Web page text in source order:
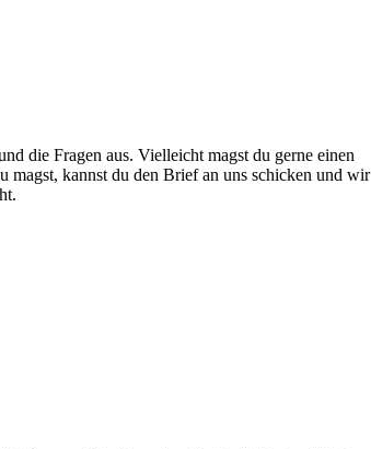
die Fragen aus. Vielleicht magst du gerne einen
magst, kannst du den Brief an uns schicken und wir